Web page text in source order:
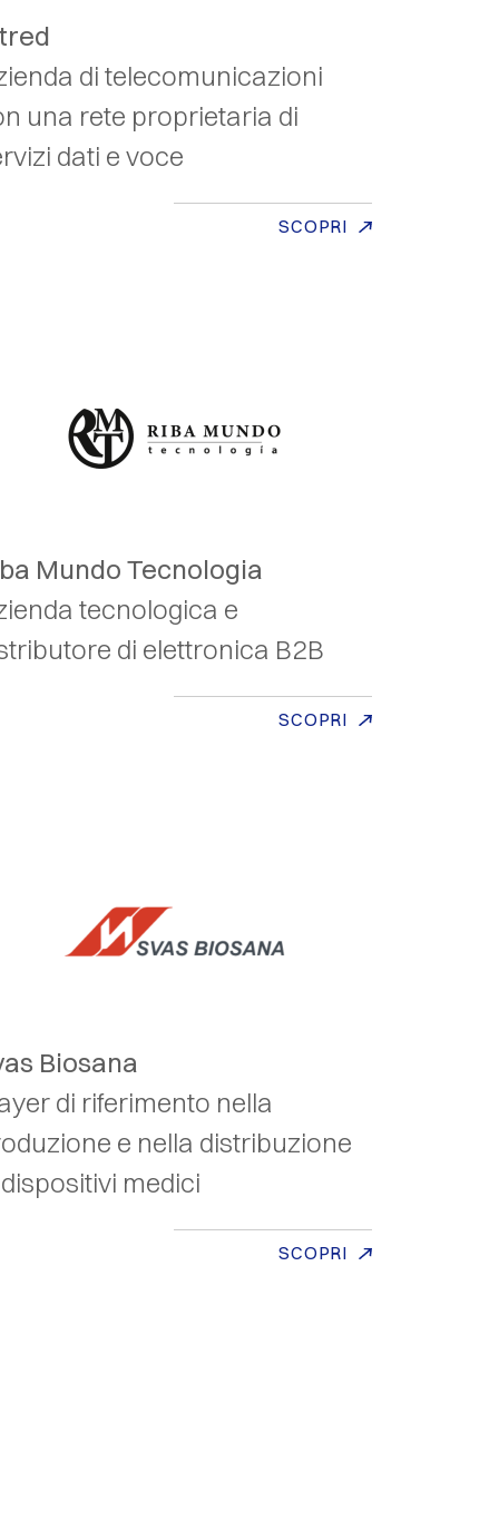
di telecomunicazioni
una rete proprietaria di
dati e voce
SCOPRI
Mundo Tecnologia
tecnologica e
di elettronica B2B
SCOPRI
Biosana
di riferimento nella
e nella distribuzione
dispositivi medici
SCOPRI